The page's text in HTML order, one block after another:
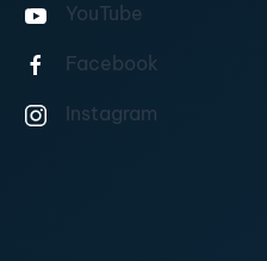
YouTube
Facebook
Instagram